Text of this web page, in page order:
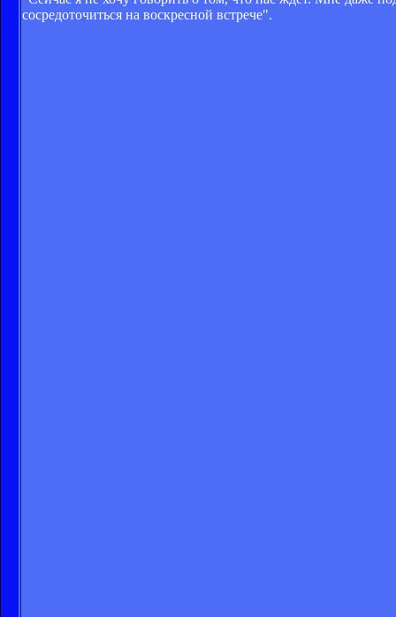
сосредоточиться на воскресной встрече".